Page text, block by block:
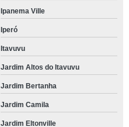
Ipanema Ville
Iperó
Itavuvu
Jardim Altos do Itavuvu
Jardim Bertanha
Jardim Camila
Jardim Eltonville